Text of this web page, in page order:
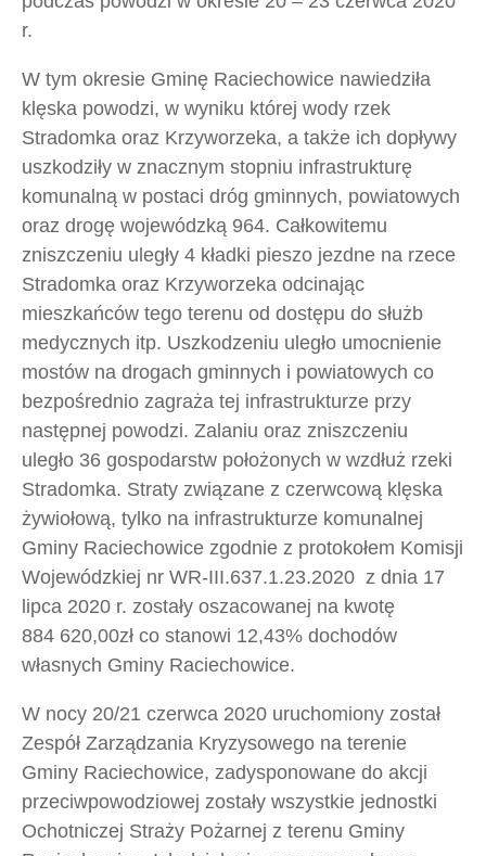
r.
W tym okresie Gminę Raciechowice nawiedziła
klęska powodzi, w wyniku której wody rzek
Stradomka oraz Krzyworzeka, a także ich dopływy
uszkodziły w znacznym stopniu infrastrukturę
komunalną w postaci dróg gminnych, powiatowych
oraz drogę wojewódzką 964. Całkowitemu
zniszczeniu uległy 4 kładki pieszo jezdne na rzece
Stradomka oraz Krzyworzeka odcinając
mieszkańców tego terenu od dostępu do służb
medycznych itp. Uszkodzeniu uległo umocnienie
mostów na drogach gminnych i powiatowych co
bezpośrednio zagraża tej infrastrukturze przy
następnej powodzi. Zalaniu oraz zniszczeniu
uległo 36 gospodarstw położonych w wzdłuż rzeki
Stradomka. Straty związane z czerwcową klęska
żywiołową, tylko na infrastrukturze komunalnej
Gminy Raciechowice zgodnie z protokołem Komisji
Wojewódzkiej nr WR-III.637.1.23.2020 z dnia 17
lipca 2020 r. zostały oszacowanej na kwotę
884 620,00zł co stanowi 12,43% dochodów
własnych Gminy Raciechowice.
W nocy 20/21 czerwca 2020 uruchomiony został
Zespół Zarządzania Kryzysowego na terenie
Gminy Raciechowice, zadysponowane do akcji
przeciwpowodziowej zostały wszystkie jednostki
Ochotniczej Straży Pożarnej z terenu Gminy